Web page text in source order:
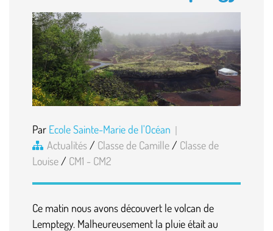
Par Ecole Sainte-Marie de l'Océan
Actualités / Classe de Camille / Classe de
Louise / CM1 - CM2
Ce matin nous avons découvert le volcan de
Lemptegy. Malheureusement la pluie était au